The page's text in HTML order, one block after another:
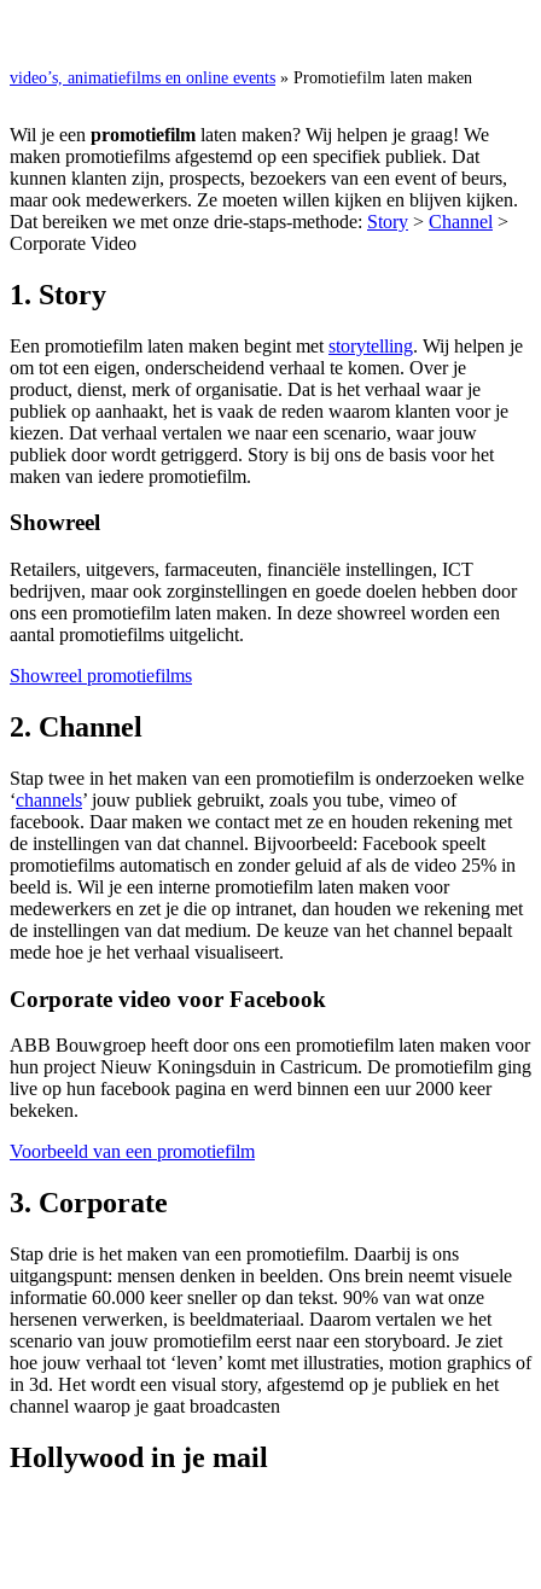
video’s, animatiefilms en online events » Promotiefilm laten maken
Wil je een promotiefilm laten maken? Wij helpen je graag! We
maken promotiefilms afgestemd op een specifiek publiek. Dat
kunnen klanten zijn, prospects, bezoekers van een event of beurs,
maar ook medewerkers. Ze moeten willen kijken en blijven kijken.
Dat bereiken we met onze drie-staps-methode: Story > Channel >
Corporate Video
1. Story
Een promotiefilm laten maken begint met storytelling. Wij helpen je
om tot een eigen, onderscheidend verhaal te komen. Over je
product, dienst, merk of organisatie. Dat is het verhaal waar je
publiek op aanhaakt, het is vaak de reden waarom klanten voor je
kiezen. Dat verhaal vertalen we naar een scenario, waar jouw
publiek door wordt getriggerd. Story is bij ons de basis voor het
maken van iedere promotiefilm.
Showreel
Retailers, uitgevers, farmaceuten, financiële instellingen, ICT
bedrijven, maar ook zorginstellingen en goede doelen hebben door
ons een promotiefilm laten maken. In deze showreel worden een
aantal promotiefilms uitgelicht.
Showreel promotiefilms
2. Channel
Stap twee in het maken van een promotiefilm is onderzoeken welke
‘channels’ jouw publiek gebruikt, zoals you tube, vimeo of
facebook. Daar maken we contact met ze en houden rekening met
de instellingen van dat channel. Bijvoorbeeld: Facebook speelt
promotiefilms automatisch en zonder geluid af als de video 25% in
beeld is. Wil je een interne promotiefilm laten maken voor
medewerkers en zet je die op intranet, dan houden we rekening met
de instellingen van dat medium. De keuze van het channel bepaalt
mede hoe je het verhaal visualiseert.
Corporate video voor Facebook
ABB Bouwgroep heeft door ons een promotiefilm laten maken voor
hun project Nieuw Koningsduin in Castricum. De promotiefilm ging
live op hun facebook pagina en werd binnen een uur 2000 keer
bekeken.
Voorbeeld van een promotiefilm
3. Corporate
Stap drie is het maken van een promotiefilm. Daarbij is ons
uitgangspunt: mensen denken in beelden. Ons brein neemt visuele
informatie 60.000 keer sneller op dan tekst. 90% van wat onze
hersenen verwerken, is beeldmateriaal. Daarom vertalen we het
scenario van jouw promotiefilm eerst naar een storyboard. Je ziet
hoe jouw verhaal tot ‘leven’ komt met illustraties, motion graphics of
in 3d. Het wordt een visual story, afgestemd op je publiek en het
channel waarop je gaat broadcasten
Hollywood in je mail